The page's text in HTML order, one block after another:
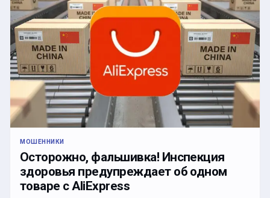
МОШЕННИКИ
Осторожно, фальшивка! Инспекция
здоровья предупреждает об одном
товаре с AliExpress